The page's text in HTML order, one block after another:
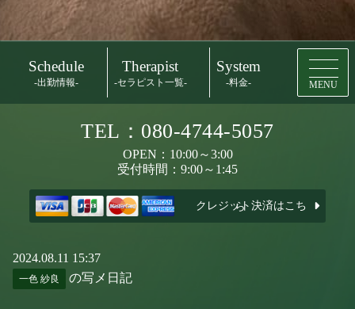
Schedule
-出勤情報-
Therapist
-セラピスト一覧-
System
-料金- MENU
TEL：080-4744-5057
OPEN：10:00～3:00
受付時間：9:00～1:45
クレジット決済はこちら
2024.08.11 15:37
一色 紗良 の写メ日記